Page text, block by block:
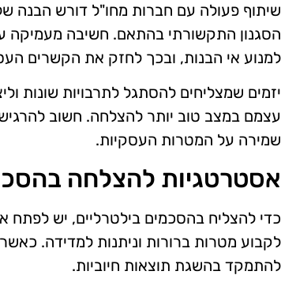
שיתוף פעולה עם חברות מחו"ל דורש הבנה
הסגנון התקשורתי בהתאם. חשיבה מעמיקה
למנוע אי הבנות, ובכך לחזק את הקשרים
יזמים שמצליחים להסתגל לתרבויות שונות
עצמם במצב טוב יותר להצלחה. חשוב
שמירה על המטרות העסקיות.
אסטרטגיות להצלחה
כדי להצליח בהסכמים בילטרליים, יש
לקבוע מטרות ברורות וניתנות למדידה.
להתמקד בהשגת תוצאות חיוביות.